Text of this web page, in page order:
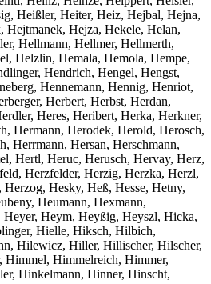
Heißler, Heiter, Heiz, Hejbal, Hejna,
Hejtmanek, Hejza, Hekele, Helan,
Hellmann, Hellmer, Hellmerth,
Helzlin, Hemala, Hemola, Hempe,
Hendrich, Hengel, Hengst,
Hennemann, Hennig, Henriot,
Herbert, Herbst, Herdan,
Heres, Heribert, Herka, Herkner,
Hermann, Herodek, Herold, Herosch,
Herrmann, Hersan, Herschmann,
Hertl, Heruc, Herusch, Hervay, Herz,
Herzfelder, Herzig, Herzka, Herzl,
Hesky, Heß, Hesse, Hetny,
Heumann, Hexmann,
Heym, Heyßig, Heyszl, Hicka,
Hielle, Hiksch, Hilbich,
Hilewicz, Hiller, Hillischer, Hilscher,
Himmelreich, Himmer,
Hinkelmann, Hinner, Hinscht,